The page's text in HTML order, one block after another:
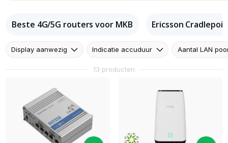
Beste 4G/5G routers voor MKB Ericsson
Display aanwezig Indicatie accuduur Aantal LAN
13 producten